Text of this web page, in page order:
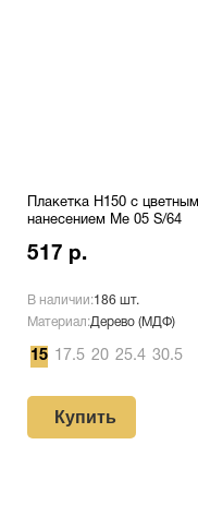
Плакетка H150 с цветным
нанесением Me 05 S/64
517 р.
В наличии:186 шт.
Материал:Дерево (МДФ)
15 17.5 20 25.4 30.5
Купить